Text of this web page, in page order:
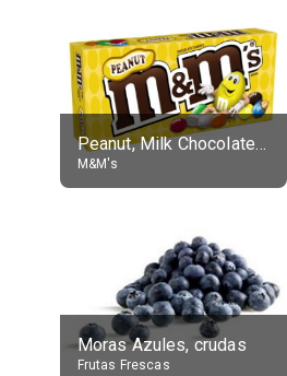
Peanut, Milk Chocolate Candies
M&M's
Moras Azules, crudas
Frutas Frescas